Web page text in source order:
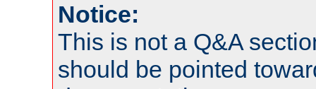
Notice:
This is not a Q&A
should be pointed